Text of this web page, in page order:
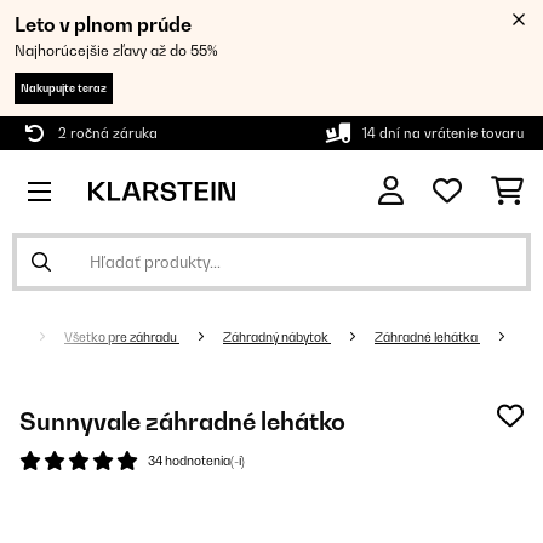
Leto v plnom prúde
Najhorúcejšie zľavy až do 55%
Nakupujte teraz
2 ročná záruka 14 dní na vrátenie tovaru
Všetko pre záhradu Záhradný nábytok Záhradné lehátka
Sunnyvale záhradné lehátko
34 hodnotenia(-í)